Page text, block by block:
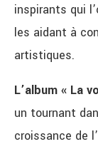
inspirants qui
les aidant à
artistiques.
L’album « La
un tournant
croissance de